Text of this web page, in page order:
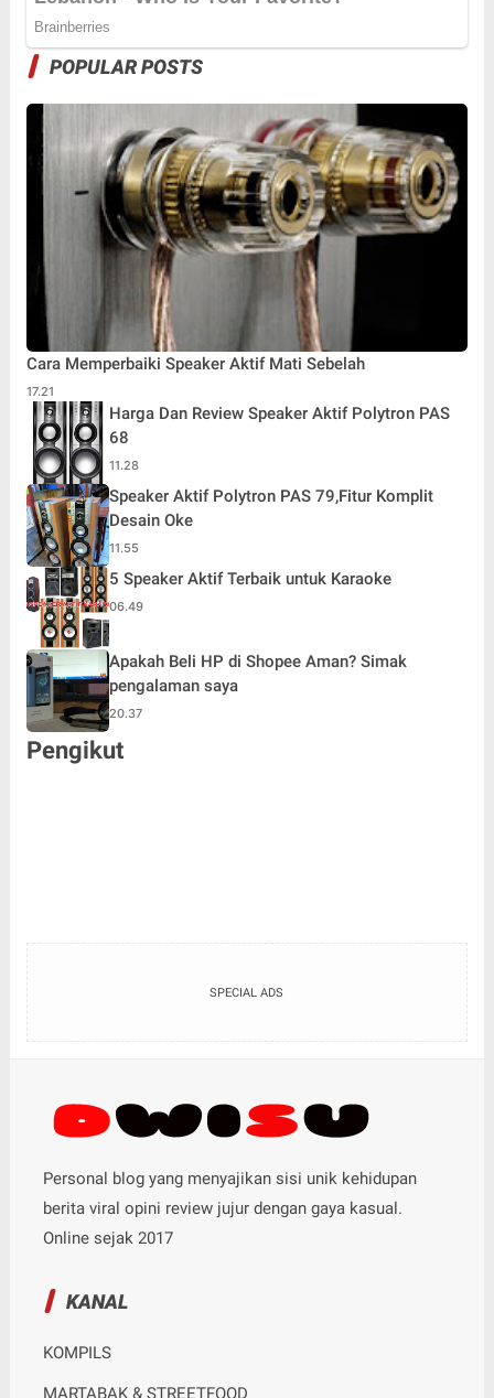
POPULAR POSTS
Cara Memperbaiki Speaker Aktif Mati Sebelah
17.21
Harga Dan Review Speaker Aktif Polytron PAS
68
11.28
Speaker Aktif Polytron PAS 79,Fitur Komplit
Desain Oke
11.55
5 Speaker Aktif Terbaik untuk Karaoke
06.49
Apakah Beli HP di Shopee Aman? Simak
pengalaman saya
20.37
Pengikut
SPECIAL ADS
Personal blog yang menyajikan sisi unik kehidupan
berita viral opini review jujur dengan gaya kasual.
Online sejak 2017
KANAL
KOMPILS
MARTABAK & STREETFOOD